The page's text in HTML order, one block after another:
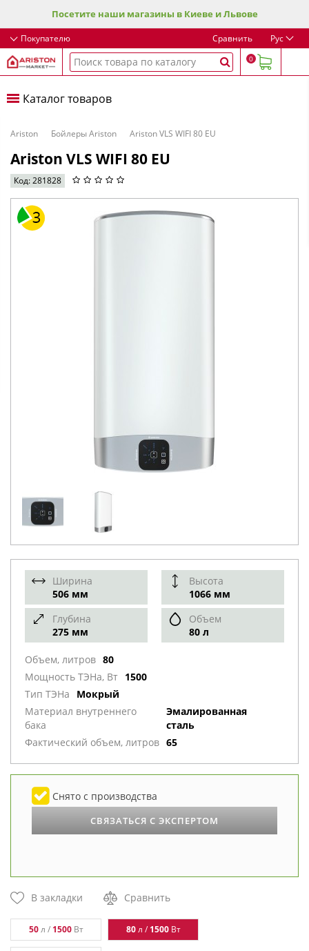
Посетите наши магазины в Киеве и Львове
Покупателю Сравнить Рус
0
Каталог товаров
Ariston Бойлеры Ariston Ariston VLS WIFI 80 EU
Ariston VLS WIFI 80 EU
Код: 281828
Ширина
506 мм
Высота
1066 мм
Глубина
275 мм
Объем
80 л
Объем, литров 80
Мощность ТЭНа, Вт 1500
Тип ТЭНа
Мокрый
Материал внутреннего
бака
Эмалированная
сталь
Фактический объем, литров 65
Снято с производства
СВЯЗАТЬСЯ С ЭКСПЕРТОМ
В закладки Сравнить
50л / 1500Вт 80л /1500Вт